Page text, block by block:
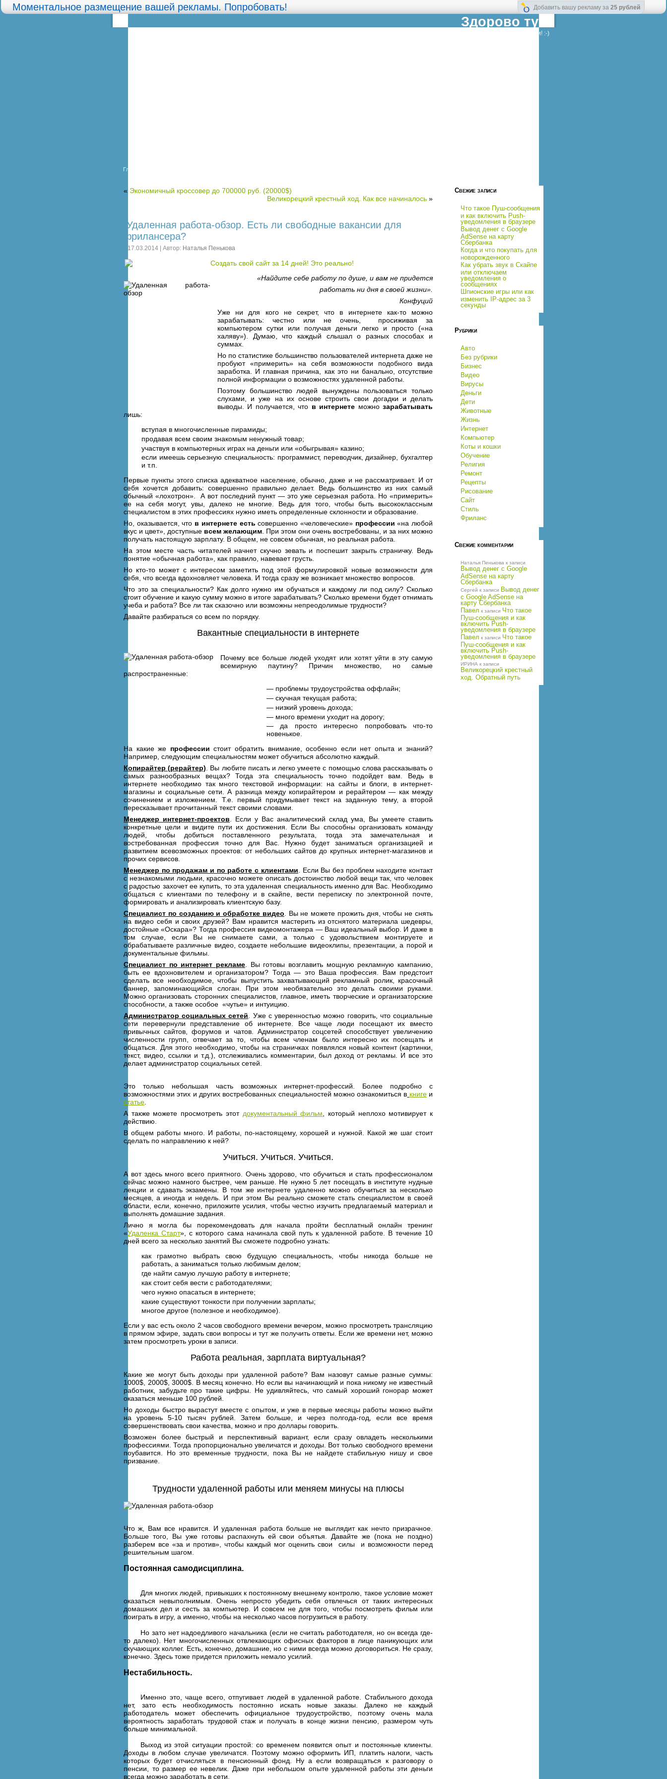
Моментальное размещение вашей рекламы. Попробовать! Добавить вашу рекламу за 25 рублей
Здорово тут!
Разные полезности для Вашей безмятежности! :-)
Главная
« Экономичный кроссовер до 700000 руб. (20000$)
Великорецкий крестный ход. Как все начиналось »
Удаленная работа-обзор. Есть ли свободные вакансии для
фрилансера?
17.03.2014 | Автор: Наталья Пенькова
«Найдите себе работу по душе, и вам не придется
работать ни дня в своей жизни».
Конфуций
Уже ни для кого не секрет, что в интернете как-то можно
зарабатывать: честно или не очень, просиживая за
компьютером сутки или получая деньги легко и просто («на
халяву»). Думаю, что каждый слышал о разных способах и
суммах.
Но по статистике большинство пользователей интернета даже не
пробуют «примерить» на себя возможности подобного вида
заработка. И главная причина, как это ни банально, отсутствие
полной информации о возможностях удаленной работы.
Поэтому большинство людей вынуждены пользоваться только
слухами, и уже на их основе строить свои догадки и делать
выводы. И получается, что в интернете можнозарабатывать
лишь:
вступая в многочисленные пирамиды;
продавая всем своим знакомым ненужный товар;
участвуя в компьютерных играх на деньги или «обыгрывая» казино;
если имеешь серьезную специальность: программист, переводчик, дизайнер, бухгалтер
и т.п.
Первые пункты этого списка адекватное население, обычно, даже и не рассматривает. И от
себя хочется добавить: совершенно правильно делает. Ведь большинство из них самый
обычный «лохотрон». А вот последний пункт — это уже серьезная работа. Но «примерить»
ее на себя могут, увы, далеко не многие. Ведь для того, чтобы быть высококлассным
специалистом в этих профессиях нужно иметь определенные склонности и образование.
Но, оказывается, что в интернете есть совершенно «человеческие» профессии «на любой
вкус и цвет», доступные всем желающим. При этом они очень востребованы, и за них можно
получать настоящую зарплату. В общем, не совсем обычная, но реальная работа.
На этом месте часть читателей начнет скучно зевать и поспешит закрыть страничку. Ведь
понятие «обычная работа», как правило, навевает грусть.
Но кто-то может с интересом заметить под этой формулировкой новые возможности для
себя, что всегда вдохновляет человека. И тогда сразу же возникает множество вопросов.
Что это за специальности? Как долго нужно им обучаться и каждому ли под силу? Сколько
стоит обучение и какую сумму можно в итоге зарабатывать? Сколько времени будет отнимать
учеба и работа? Все ли так сказочно или возможны непреодолимые трудности?
Давайте разбираться со всем по порядку.
Вакантные специальности в интернете
Почему все больше людей уходят или хотят уйти в эту самую
всемирную паутину? Причин множество, но самые
распространенные:
— проблемы трудоустройства оффлайн;
— скучная текущая работа;
— низкий уровень дохода;
— много времени уходит на дорогу;
— да просто интересно попробовать что-то
новенькое.
На какие же профессии стоит обратить внимание, особенно если нет опыта и знаний?
Например, следующим специальностям может обучиться абсолютно каждый.
Копирайтер (рерайтер). Вы любите писать и легко умеете с помощью слова рассказывать о
самых разнообразных вещах? Тогда эта специальность точно подойдет вам. Ведь в
интернете необходимо так много текстовой информации: на сайты и блоги, в интернет-
магазины и социальные сети. А разница между копирайтером и рерайтером — как между
сочинением и изложением. Т.е. первый придумывает текст на заданную тему, а второй
пересказывает прочитанный текст своими словами.
Менеджер интернет-проектов. Если у Вас аналитический склад ума, Вы умеете ставить
конкретные цели и видите пути их достижения. Если Вы способны организовать команду
людей, чтобы добиться поставленного результата, тогда эта замечательная и
востребованная профессия точно для Вас. Нужно будет заниматься организацией и
развитием всевозможных проектов: от небольших сайтов до крупных интернет-магазинов и
прочих сервисов.
Менеджер по продажам и по работе с клиентами. Если Вы без проблем находите контакт
с незнакомыми людьми, красочно можете описать достоинство любой вещи так, что человек
с радостью захочет ее купить, то эта удаленная специальность именно для Вас. Необходимо
общаться с клиентами по телефону и в скайпе, вести переписку по электронной почте,
формировать и анализировать клиентскую базу.
Специалист по созданию и обработке видео. Вы не можете прожить дня, чтобы не снять
на видео себя и своих друзей? Вам нравится мастерить из отснятого материала шедевры,
достойные «Оскара»? Тогда профессия видеомонтажера — Ваш идеальный выбор. И даже в
том случае, если Вы не снимаете сами, а только с удовольствием монтируете и
обрабатываете различные видео, создаете небольшие видеоклипы, презентации, а порой и
документальные фильмы.
Специалист по интернет рекламе. Вы готовы возглавить мощную рекламную кампанию,
быть ее вдохновителем и организатором? Тогда — это Ваша профессия. Вам предстоит
сделать все необходимое, чтобы выпустить захватывающий рекламный ролик, красочный
баннер, запоминающийся слоган. При этом необязательно это делать своими руками.
Можно организовать сторонних специалистов, главное, иметь творческие и организаторские
способности, а также особое «чутье» и интуицию.
Администратор социальных сетей. Уже с уверенностью можно говорить, что социальные
сети перевернули представление об интернете. Все чаще люди посещают их вместо
привычных сайтов, форумов и чатов. Администратор соцсетей способствует увеличению
численности групп, отвечает за то, чтобы всем членам было интересно их посещать и
общаться. Для этого необходимо, чтобы на страничках появлялся новый контент (картинки,
текст, видео, ссылки и т.д.), отслеживались комментарии, был доход от рекламы. И все это
делает администратор социальных сетей.
Это только небольшая часть возможных интернет-профессий. Более подробно с
возможностями этих и других востребованных специальностей можно ознакомиться в книгеи
статье.
А также можете просмотреть этот документальный фильм, который неплохо мотивирует к
действию.
В общем работы много. И работы, по-настоящему, хорошей и нужной. Какой же шаг стоит
сделать по направлению к ней?
Учиться. Учиться. Учиться.
А вот здесь много всего приятного. Очень здорово, что обучиться и стать профессионалом
сейчас можно намного быстрее, чем раньше. Не нужно 5 лет посещать в институте нудные
лекции и сдавать экзамены. В том же интернете удаленно можно обучиться за несколько
месяцев, а иногда и недель. И при этом Вы реально сможете стать специалистом в своей
области, если, конечно, приложите усилия, чтобы честно изучить предлагаемый материал и
выполнять домашние задания.
Лично я могла бы порекомендовать для начала пройти бесплатный онлайн тренинг
«Удаленка Старт», с которого сама начинала свой путь к удаленной работе. В течение 10
дней всего за несколько занятий Вы сможете подробно узнать:
как грамотно выбрать свою будущую специальность, чтобы никогда больше не
работать, а заниматься только любимым делом;
где найти самую лучшую работу в интернете;
как стоит себя вести с работодателями;
чего нужно опасаться в интернете;
какие существуют тонкости при получении зарплаты;
многое другое (полезное и необходимое).
Если у вас есть около 2 часов свободного времени вечером, можно просмотреть трансляцию
в прямом эфире, задать свои вопросы и тут же получить ответы. Если же времени нет, можно
затем просмотреть уроки в записи.
Работа реальная, зарплата виртуальная?
Какие же могут быть доходы при удаленной работе? Вам назовут самые разные суммы:
1000$, 2000$, 3000$. В месяц конечно. Но если вы начинающий и пока никому не известный
работник, забудьте про такие цифры. Не удивляйтесь, что самый хороший гонорар может
оказаться меньше 100 рублей.
Но доходы быстро вырастут вместе с опытом, и уже в первые месяцы работы можно выйти
на уровень 5-10 тысяч рублей. Затем больше, и через полгода-год, если все время
совершенствовать свои качества, можно и про доллары говорить.
Возможен более быстрый и перспективный вариант, если сразу овладеть несколькими
профессиями. Тогда пропорционально увеличатся и доходы. Вот только свободного времени
поубавится. Но это временные трудности, пока Вы не найдете стабильную нишу и свое
призвание.
Трудности удаленной работы или меняем минусы на плюсы
Что ж, Вам все нравится. И удаленная работа больше не выглядит как нечто призрачное.
Больше того, Вы уже готовы распахнуть ей свои объятья. Давайте же (пока не поздно)
разберем все «за и против», чтобы каждый мог оценить свои силы и возможности перед
решительным шагом.
Постоянная самодисциплина.
Для многих людей, привыкших к постоянному внешнему контролю, такое условие может
оказаться невыполнимым. Очень непросто убедить себя отвлечься от таких интересных
домашних дел и сесть за компьютер. И совсем не для того, чтобы посмотреть фильм или
поиграть в игру, а именно, чтобы на несколько часов погрузиться в работу.
Но зато нет надоедливого начальника (если не считать работодателя, но он всегда где-
то далеко). Нет многочисленных отвлекающих офисных факторов в лице паникующих или
скучающих коллег. Есть, конечно, домашние, но с ними всегда можно договориться. Не сразу,
конечно. Здесь тоже придется приложить немало усилий.
Нестабильность.
Именно это, чаще всего, отпугивает людей в удаленной работе. Стабильного дохода
нет, зато есть необходимость постоянно искать новые заказы. Далеко не каждый
работодатель может обеспечить официальное трудоустройство, поэтому очень мала
вероятность заработать трудовой стаж и получать в конце жизни пенсию, размером чуть
больше минимальной.
Выход из этой ситуации простой: со временем появится опыт и постоянные клиенты.
Доходы в любом случае увеличатся. Поэтому можно оформить ИП, платить налоги, часть
которых будет отчисляться в пенсионный фонд. Ну а если возвращаться к разговору о
пенсии, то размер ее невелик. Даже при небольшом опыте удаленной работы эти деньги
всегда можно заработать в сети.
Свежие записи
Что такое Пуш-сообщения
и как включить Push-
уведомления в браузере
Вывод денег с Google
AdSense на карту
Сбербанка
Когда и что покупать для
новорожденного
Как убрать звук в Скайпе
или отключаем
уведомления о
сообщениях
Шпионские игры или как
изменить IP-адрес за 3
секунды
Рубрики
Авто
Без рубрики
Бизнес
Видео
Вирусы
Деньги
Дети
Животные
Жизнь
Интернет
Компьютер
Коты и кошки
Обучение
Религия
Ремонт
Рецепты
Рисование
Сайт
Стиль
Фриланс
Свежие комментарии
Наталья Пенькова к записи
Вывод денег с Google
AdSense на карту
Сбербанка
Сергей к записи Вывод денег
с Google AdSense на
карту Сбербанка
Павел к записи Что такое
Пуш-сообщения и как
включить Push-
уведомления в браузере
Павел к записи Что такое
Пуш-сообщения и как
включить Push-
уведомления в браузере
ИРИНА к записи
Великорецкий крестный
ход. Обратный путь